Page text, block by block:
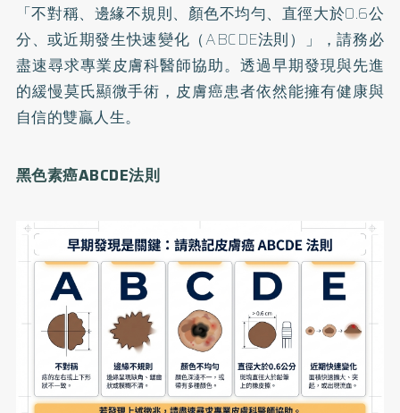
「不對稱、邊緣不規則、顏色不均勻、直徑大於0.6公
分、或近期發生快速變化（ABCDE法則）」，請務必
盡速尋求專業皮膚科醫師協助。透過早期發現與先進
的緩慢莫氏顯微手術，皮膚癌患者依然能擁有健康與
自信的雙贏人生。
黑色素癌ABCDE法則